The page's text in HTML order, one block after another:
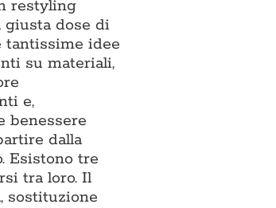
restyling
dose di
tantissime idee
su materiali,
e,
benessere
dalla
Esistono tre
tra loro. Il
sostituzione